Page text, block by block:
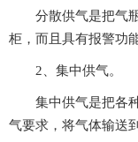
分散供气是把气瓶或
柜，而且具有报警
2、集中供气。
集中供气是把各种实
气要求，将气体输送